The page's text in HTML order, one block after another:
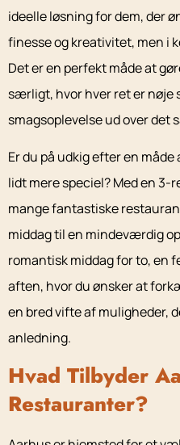
ideelle løsning for dem, der
finesse og kreativitet, men i
Det er en perfekt måde at
særligt, hvor hver ret er nøje
smagsoplevelse ud over det
Er du på udkig efter en
lidt mere speciel? Med en 3-
mange fantastiske
middag til en mindeværdig
romantisk middag for to, en
aften, hvor du ønsker at
en bred vifte af muligheder,
anledning.
Hvad Tilbyder
Restauranter?